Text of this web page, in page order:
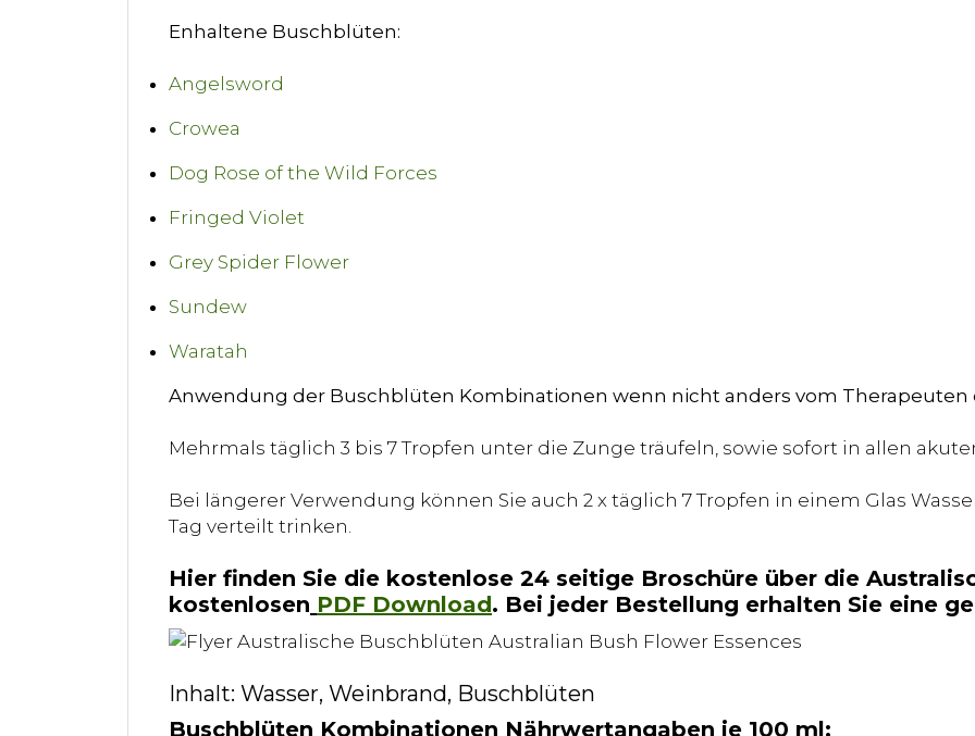
Enhaltene Buschblüten:
Angelsword
Crowea
Dog Rose of the Wild Forces
Fringed Violet
Grey Spider Flower
Sundew
Waratah
Anwendung der Buschblüten Kombinationen wenn nicht anders vom Therapeuten
Mehrmals täglich 3 bis 7 Tropfen unter die Zunge träufeln, sowie sofort in allen
Bei längerer Verwendung können Sie auch 2 x täglich 7 Tropfen in einem Glas
Tag verteilt trinken.
Hier finden Sie die kostenlose 24 seitige Broschüre über die
kostenlosen PDF Download. Bei jeder Bestellung erhalten Sie eine
Inhalt: Wasser, Weinbrand, Buschblüten
Buschblüten Kombinationen Nährwertangaben je 100 ml: